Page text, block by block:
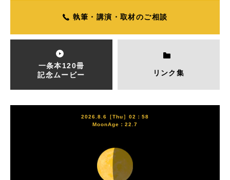
執筆・講演・取材のご相談
一条本120冊
記念ムービー
リンク集
2026.8.6［Thu］02：58
MoonAge：22.7